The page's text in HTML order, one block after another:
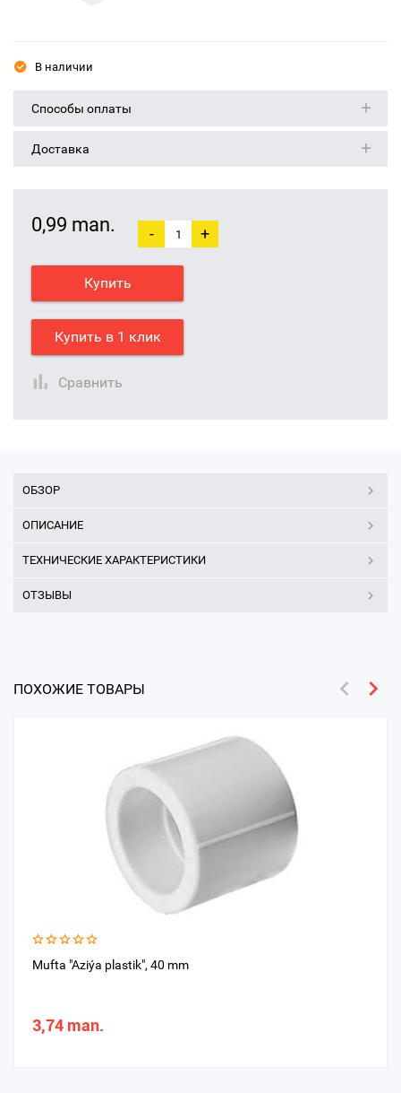
В наличии
Способы оплаты
Доставка
0,99 man. - +
Купить
Купить в 1 клик
Сравнить
ОБЗОР
ОПИСАНИЕ
ТЕХНИЧЕСКИЕ ХАРАКТЕРИСТИКИ
ОТЗЫВЫ
ПОХОЖИЕ ТОВАРЫ
Mufta "Aziýa plastik", 40 mm
3,74 man.